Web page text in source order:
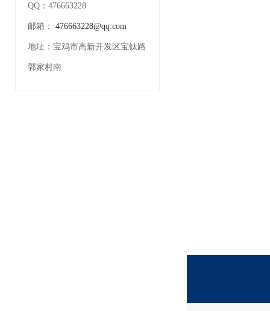
QQ： 476663228
邮箱： 476663228@qq.com
地址： 宝鸡市高新开发区宝钛路
郭家村南